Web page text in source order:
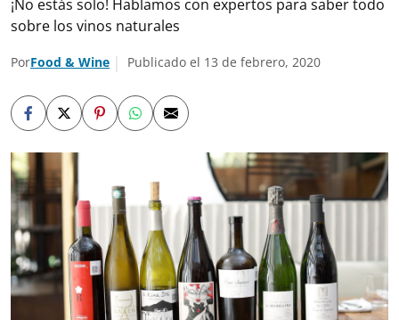
¡No estás solo! Hablamos con expertos para saber todo
sobre los vinos naturales
PorFood & Wine Publicado el 13 de febrero, 2020